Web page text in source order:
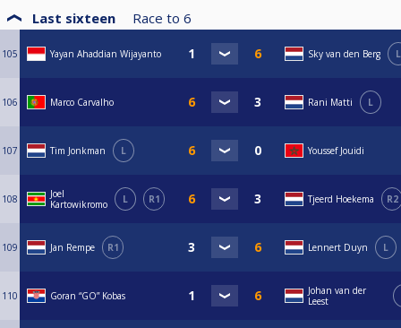
Last sixteen Race to 6
105 Yayan Ahaddian Wijayanto Sky van den Berg L
106 Marco Carvalho Rani Matti L
107 Tim Jonkman L Youssef Jouidi
108
Joel
Kartowikromo
L R1 Tjeerd Hoekema R2
109 Jan Rempe R1 Lennert Duyn L
110 Goran “GO” Kobas
Johan van der
Leest